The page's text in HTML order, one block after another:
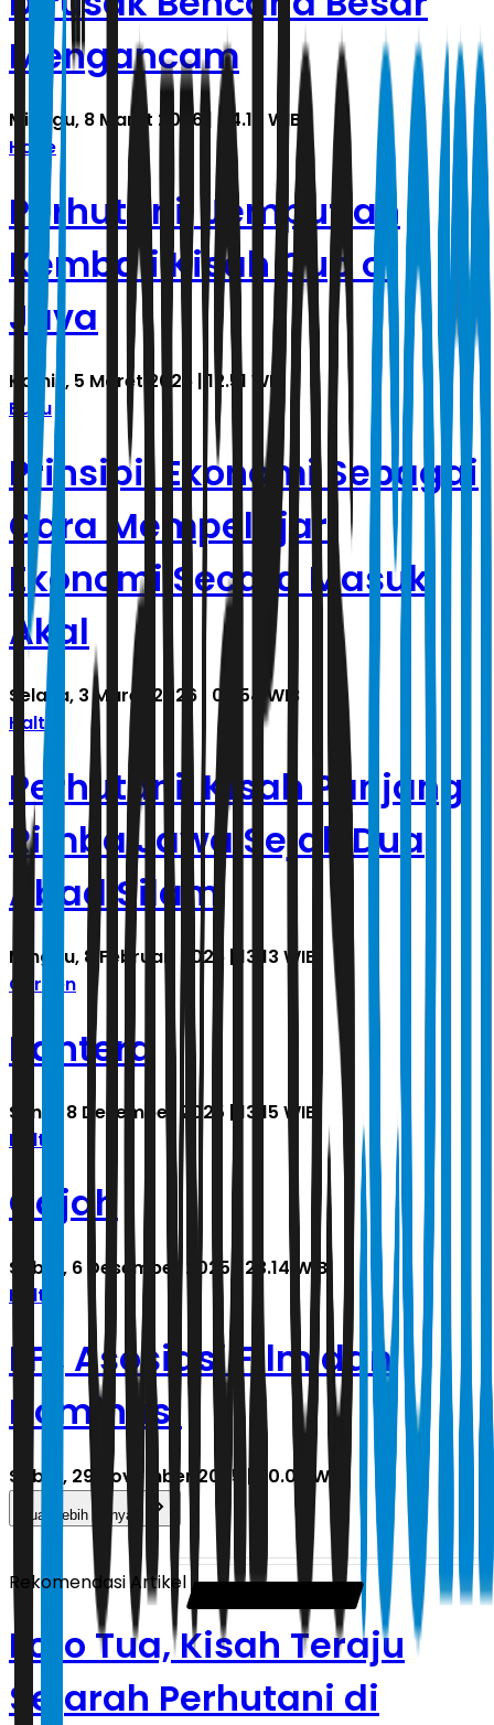
Mengancam
Minggu, 8 Maret 2026 | 04.17 WIB
Halte
Perhutani, Jemputlah
Kembali Kisah Cup of
Java
Kamis, 5 Maret 2026 | 12.51 WIB
Buku
Prinsipil Ekonomi Sebagai
Cara Mempelajari
Ekonomi Secara Masuk
Akal
Selasa, 3 Maret 2026 | 05.54 WIB
Halte
Perhutani, Kisah Panjang
Rimba Jawa Sejak Dua
Abad Silam
Minggu, 8 Februari 2026 | 13.13 WIB
Cerpen
Bahtera
Senin, 8 Desember 2025 | 13.15 WIB
Halte
Gajah
Sabtu, 6 Desember 2025 | 23.14 WIB
Halte
FFI, Asosiasi Film dan
Nominasi
Sabtu, 29 November 2025 | 20.06 WIB
Muat Lebih Banyak
Rekomendasi Artikel
Foto Tua, Kisah Teraju
Sejarah Perhutani di